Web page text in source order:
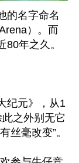
的名字命名
）。而
年之久。
纪元》，从1
之外别无它
丝毫改变”。